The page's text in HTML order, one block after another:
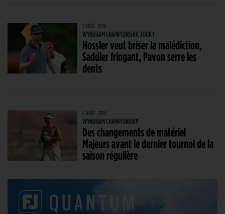
7 AOÛT. 2026
WYNDHAM CHAMPIONSHIP, TOUR 1
Hossler veut briser la malédiction,
Saddier fringant, Pavon serre les
dents
6 AOÛT. 2026
WYNDHAM CHAMPIONSHIP
Des changements de matériel
Majeurs avant le dernier tournoi de la
saison régulière